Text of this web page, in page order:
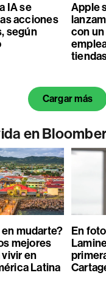
IA se
acciones
según
Apple
con
Cargar más
en
mudarte?
mejores
en
Latina
En